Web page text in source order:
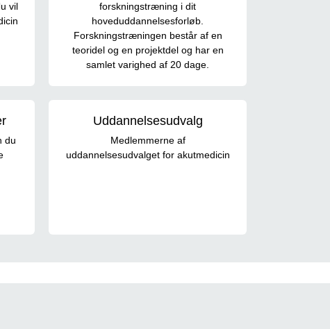
vil
forskningstræning i dit
hoveduddannelsesforløb.
Forskningstræningen består af en
teoridel og en projektdel og har en
samlet varighed af 20 dage.
du
Uddannelsesudvalg
Medlemmerne af
uddannelsesudvalget for akutmedicin